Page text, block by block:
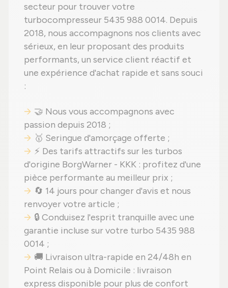
secteur pour trouver votre
turbocompresseur 5435 988 0014. Depuis
2018, nous accompagnons nos clients avec
sérieux, en leur proposant des produits
performants, un service client réactif et
une expérience d'achat rapide et sans souci
:
🤝 Nous vous accompagnons avec
passion depuis 2018 ;
🥇 Seringue d'amorçage offerte ;
⚡ Des tarifs attractifs sur les turbos
d'origine BorgWarner - KKK : profitez d'une
pièce performante au meilleur prix ;
🔄 14 jours pour changer d'avis et nous
renvoyer votre article ;
🔒 Conduisez l'esprit tranquille avec une
garantie incluse sur votre turbo 5435 988
0014 ;
🚚 Livraison ultra-rapide en 24/48h en
Point Relais ou à Domicile : livraison
express disponible pour plus de confort